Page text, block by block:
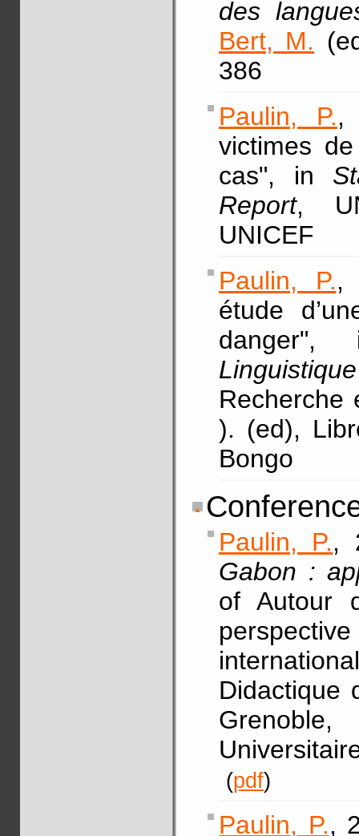
des
Bert, M.
386
Paulin, P.,
victimes
cas", in
Report,
UNICEF
Paulin, P.,
étude
Linguistique
Recherche
). (ed),
Bongo
Paulin, P.,
Gabon :
of Autour
Didactique
(pdf)
Paulin, P.,